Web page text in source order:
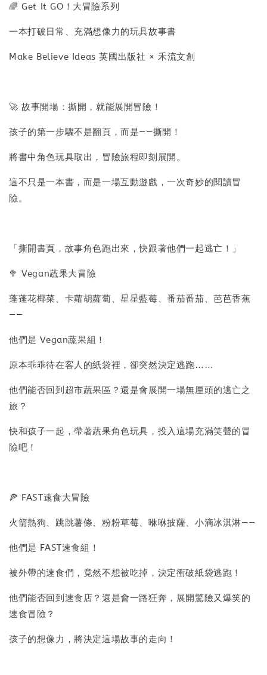
🌈 Get It GO！大冒險系列
一本打破日常、充滿想像力的玩具故事書
Make Believe Ideas 英國出版社 × 禾流文創
🚀 故事開場：撕開，就能展開冒險！
孩子的第一步驟不是翻頁，而是——撕開！
將書中角色玩具取出，冒險旅程即刻展開。
這不只是一本書，而是一場互動遊戲，一次奇妙的閱讀冒
險。
「撕開書頁，故事角色跑出來，快跟著他們一起逃亡！」
🥦 Vegan蔬果大冒險
蓬蓬花椰菜、卡蘿胡蘿蔔、星星藍莓、番茄番茄、芭芭香蕉
——
他們是 Vegan蔬果組！
原本乖乖待在客人的紙袋裡，卻突然決定逃跑……
他們能否回到超市蔬果區？還是會展開一場無厘頭的逃亡之
旅？
快和孩子一起，帶著蔬果角色玩具，投入這場充滿笑聲的冒
險吧！
🍕 FAST速食大冒險
火箭熱狗、跳跳薯條、粉粉草莓、咻咻披薩、小滴冰淇淋——
他們是 FAST速食組！
被外帶的速食們，竟然不想被吃掉，決定衝破紙袋逃跑！
他們能否回到速食店？還是會一路狂奔，展開驚險又爆笑的
速食冒險？
孩子的想像力，將決定這場故事的走向！